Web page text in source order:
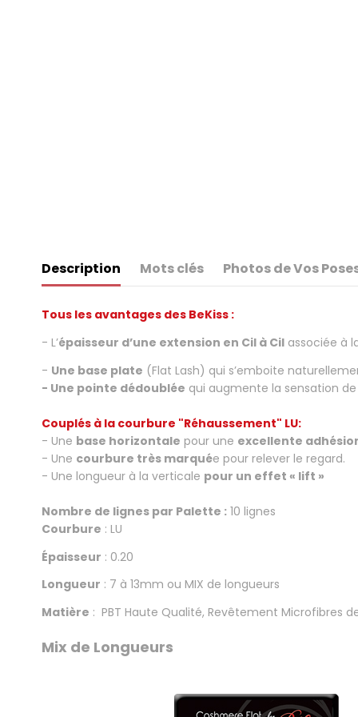
Description Mots clés Photos de Vos
Tous les avantages des BeKiss :
- L’épaisseur d’une extension en Cil à Cil associée à
- Une base plate (Flat Lash) qui s’emboite
- Une pointe dédoublée qui augmente la sensation
Couplés à la courbure "Réhaussement" LU:
- Une base horizontale pour une excellente
- Une courbure très marquée pour relever le regard.
- Une longueur à la verticale pour un effet « lift »
Nombre de lignes par Palette : 10 lignes
Courbure : LU
Épaisseur : 0.20
Longueur : 7 à 13mm ou MIX de longueurs
Matière : PBT Haute Qualité, Revêtement Microfibres
Mix de Longueurs